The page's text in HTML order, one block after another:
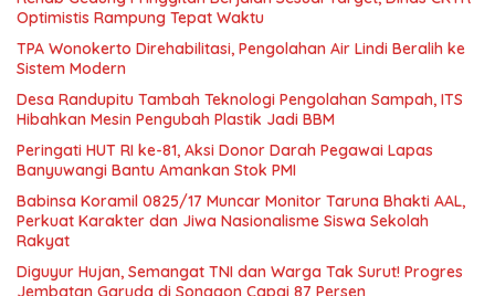
Optimistis Rampung Tepat Waktu
TPA Wonokerto Direhabilitasi, Pengolahan Air Lindi Beralih ke
Sistem Modern
Desa Randupitu Tambah Teknologi Pengolahan Sampah, ITS
Hibahkan Mesin Pengubah Plastik Jadi BBM
Peringati HUT RI ke-81, Aksi Donor Darah Pegawai Lapas
Banyuwangi Bantu Amankan Stok PMI
Babinsa Koramil 0825/17 Muncar Monitor Taruna Bhakti AAL,
Perkuat Karakter dan Jiwa Nasionalisme Siswa Sekolah
Rakyat
Diguyur Hujan, Semangat TNI dan Warga Tak Surut! Progres
Jembatan Garuda di Songgon Capai 87 Persen